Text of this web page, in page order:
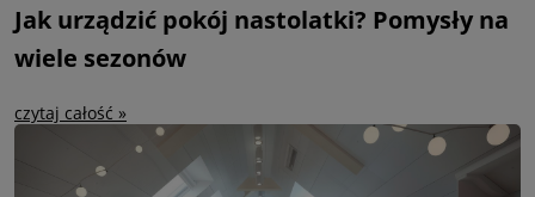
Jak urządzić pokój nastolatki? Pomysły na
wiele sezonów
czytaj całość »